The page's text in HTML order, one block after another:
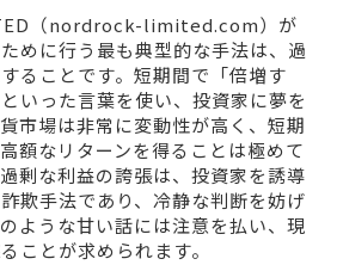
（nordrock-limited.com）が
めに行う最も典型的な手法は、過
ることです。短期間で「倍増す
いった言葉を使い、投資家に夢を
市場は非常に変動性が高く、短期
額なリターンを得ることは極めて
剰な利益の誇張は、投資家を誘導
欺手法であり、冷静な判断を妨げ
ような甘い話には注意を払い、現
ことが求められます。